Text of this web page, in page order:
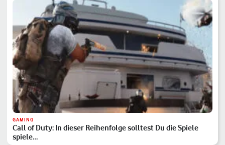
GAMING
Call of Duty: In dieser Reihenfolge solltest Du die Spiele
spiele…